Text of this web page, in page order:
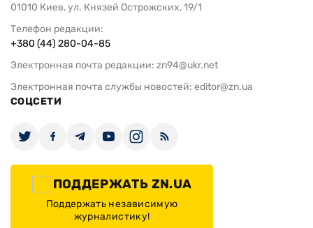
01010 Киев, ул. Князей Острожских, 19/1
Телефон редакции:
+380 (44) 280-04-85
Электронная почта редакции: zn94@ukr.net
Электронная почта службы новостей: editor@zn.ua
СОЦСЕТИ
ПОДДЕРЖАТЬ ZN.UA
Поддержать независимую
журналистику!